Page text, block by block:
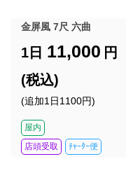
金屏風 7尺 六曲
1日 11,000 円
(税込)
(追加1日1100円)
屋内
店頭受取
ﾁｬｰﾀｰ便